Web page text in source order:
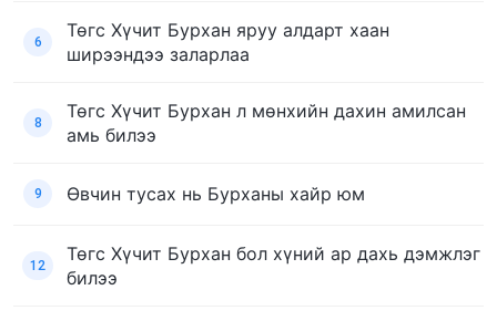
6
Төгс Хүчит Бурхан яруу алдарт хаан
ширээндээ заларлаа
8
Төгс Хүчит Бурхан л мөнхийн дахин амилсан
амь билээ
9 Өвчин тусах нь Бурханы хайр юм
12
Төгс Хүчит Бурхан бол хүний ар дахь дэмжлэг
билээ